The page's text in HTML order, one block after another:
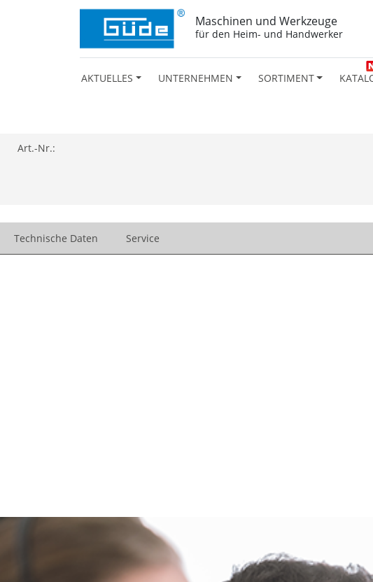
Maschinen und Werkzeuge
für den Heim- und Handwerker
AKTUELLES UNTERNEHMEN SORTIMENT
Art.-Nr.:
Technische Daten Service